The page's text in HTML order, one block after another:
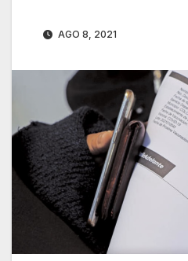
AGO 8, 2021